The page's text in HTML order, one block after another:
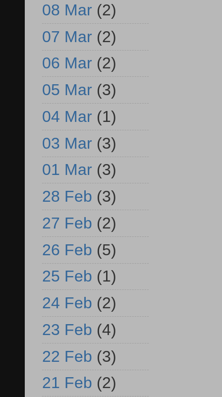
08 Mar (2)
07 Mar (2)
06 Mar (2)
05 Mar (3)
04 Mar (1)
03 Mar (3)
01 Mar (3)
28 Feb (3)
27 Feb (2)
26 Feb (5)
25 Feb (1)
24 Feb (2)
23 Feb (4)
22 Feb (3)
21 Feb (2)